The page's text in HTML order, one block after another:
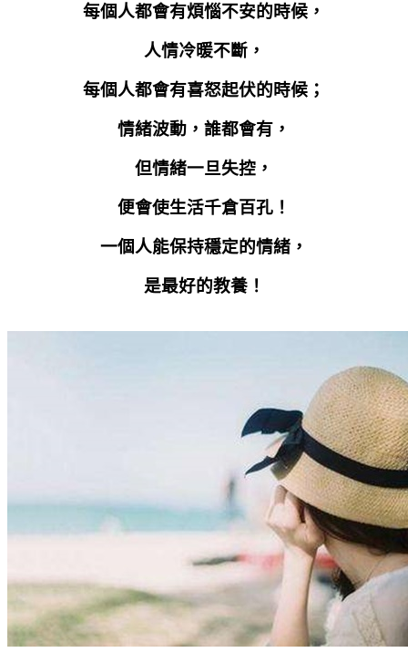
每個人都會有煩惱不安的時候，
人情冷暖不斷，
每個人都會有喜怒起伏的時候；
情緒波動，誰都會有，
但情緒一旦失控，
便會使生活千倉百孔！
一個人能保持穩定的情緒，
是最好的教養！